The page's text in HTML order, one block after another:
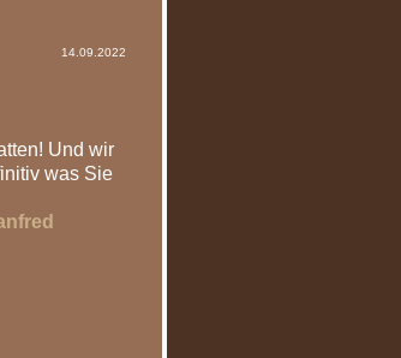
14.09.2022
Und wir
was Sie